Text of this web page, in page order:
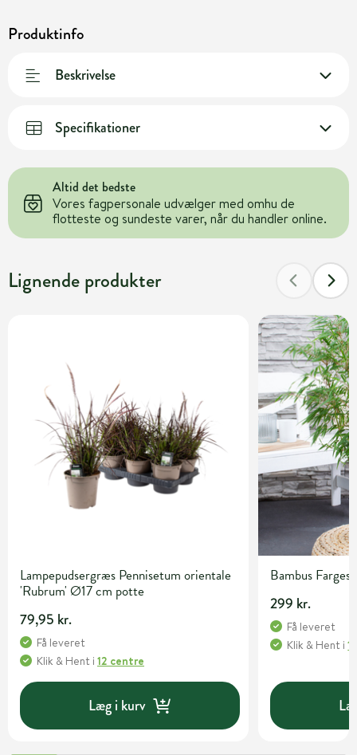
Produktinfo
Beskrivelse
Specifikationer
Altid det bedste
Vores fagpersonale udvælger med omhu de
flotteste og sundeste varer, når du handler online.
Lignende produkter
Lampepudsergræs Pennisetum orientale
'Rubrum' Ø17 cm potte
79,95 kr.
Få leveret
Klik & Hent i 12 centre
Læg i kurv
Bambus
299 kr.
Få leveret
Klik & Hent i